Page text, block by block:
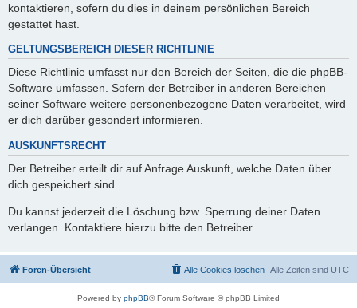
kontaktieren, sofern du dies in deinem persönlichen Bereich
gestattet hast.
GELTUNGSBEREICH DIESER RICHTLINIE
Diese Richtlinie umfasst nur den Bereich der Seiten, die die phpBB-
Software umfassen. Sofern der Betreiber in anderen Bereichen
seiner Software weitere personenbezogene Daten verarbeitet, wird
er dich darüber gesondert informieren.
AUSKUNFTSRECHT
Der Betreiber erteilt dir auf Anfrage Auskunft, welche Daten über
dich gespeichert sind.
Du kannst jederzeit die Löschung bzw. Sperrung deiner Daten
verlangen. Kontaktiere hierzu bitte den Betreiber.
Foren-Übersicht Alle Zeiten sind UTC
Alle Cookies löschen
Powered by phpBB® Forum Software © phpBB Limited